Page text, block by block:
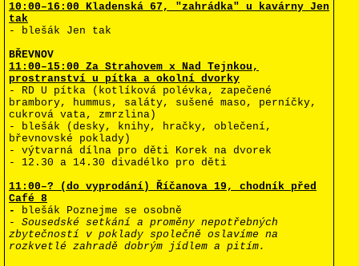
10:00–16:00 Kladenská 67, "zahrádka" u kavárny Jen
tak
- blešák Jen tak
BŘEVNOV
11:00–15:00 Za Strahovem x Nad Tejnkou,
prostranství u pítka a okolní dvorky
- RD U pítka (kotlíková polévka, zapečené
brambory, hummus, saláty, sušené maso, perníčky,
cukrová vata, zmrzlina)
- blešák (desky, knihy, hračky, oblečení,
břevnovské poklady)
- výtvarná dílna pro děti Korek na dvorek
- 12.30 a 14.30 divadélko pro děti
11:00–?
(do vyprodání) Říčanova 19, chodník před
Café 8
-
blešák Poznejme se osobně
- Sousedské setkání a proměny nepotřebných
zbytečností v poklady společně oslavíme na
rozkvetlé zahradě dobrým jídlem a pitím.